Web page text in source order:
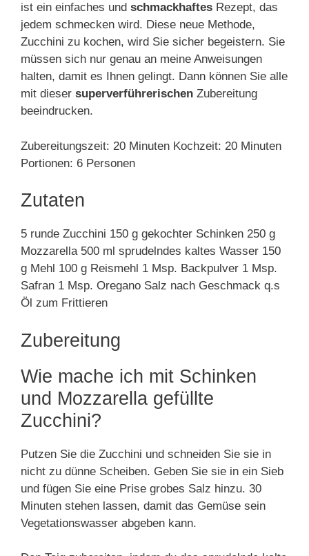
ist ein einfaches und schmackhaftes Rezept, das
jedem schmecken wird. Diese neue Methode,
Zucchini zu kochen, wird Sie sicher begeistern. Sie
müssen sich nur genau an meine Anweisungen
halten, damit es Ihnen gelingt. Dann können Sie alle
mit dieser superverführerischen Zubereitung
beeindrucken.
Zubereitungszeit: 20 Minuten Kochzeit: 20 Minuten
Portionen: 6 Personen
Zutaten
5 runde Zucchini 150 g gekochter Schinken 250 g
Mozzarella 500 ml sprudelndes kaltes Wasser 150
g Mehl 100 g Reismehl 1 Msp. Backpulver 1 Msp.
Safran 1 Msp. Oregano Salz nach Geschmack q.s
Öl zum Frittieren
Zubereitung
Wie mache ich mit Schinken
und Mozzarella gefüllte
Zucchini?
Putzen Sie die Zucchini und schneiden Sie sie in
nicht zu dünne Scheiben. Geben Sie sie in ein Sieb
und fügen Sie eine Prise grobes Salz hinzu. 30
Minuten stehen lassen, damit das Gemüse sein
Vegetationswasser abgeben kann.